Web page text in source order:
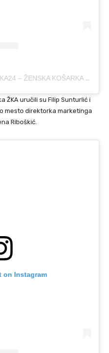
A POST SHARED BY KOSARKA24 – ŽENSKA KOŠARKA (@KOSARKA24SRBIJA)
ŽKA uručili su Filip Sunturlić i
mesto direktorka marketinga
Riboškić.
on Instagram